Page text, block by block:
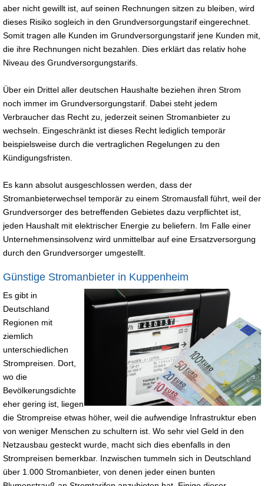
aber nicht gewillt ist, auf seinen Rechnungen sitzen zu bleiben, wird
dieses Risiko sogleich in den Grundversorgungstarif eingerechnet.
Somit tragen alle Kunden im Grundversorgungstarif jene Kunden mit,
die ihre Rechnungen nicht bezahlen. Dies erklärt das relativ hohe
Niveau des Grundversorgungstarifs.
Über ein Drittel aller deutschen Haushalte beziehen ihren Strom
noch immer im Grundversorgungstarif. Dabei steht jedem
Verbraucher das Recht zu, jederzeit seinen Stromanbieter zu
wechseln. Eingeschränkt ist dieses Recht lediglich temporär
beispielsweise durch die vertraglichen Regelungen zu den
Kündigungsfristen.
Es kann absolut ausgeschlossen werden, dass der
Stromanbieterwechsel temporär zu einem Stromausfall führt, weil der
Grundversorger des betreffenden Gebietes dazu verpflichtet ist,
jeden Haushalt mit elektrischer Energie zu beliefern. Im Falle einer
Unternehmensinsolvenz wird unmittelbar auf eine Ersatzversorgung
durch den Grundversorger umgestellt.
Günstige Stromanbieter in Kuppenheim
Es gibt in
Deutschland
Regionen mit
ziemlich
unterschiedlichen
Strompreisen. Dort,
wo die
Bevölkerungsdichte
eher gering ist, liegen
die Strompreise etwas höher, weil die aufwendige Infrastruktur eben
von weniger Menschen zu schultern ist. Wo sehr viel Geld in den
Netzausbau gesteckt wurde, macht sich dies ebenfalls in den
Strompreisen bemerkbar. Inzwischen tummeln sich in Deutschland
über 1.000 Stromanbieter, von denen jeder einen bunten